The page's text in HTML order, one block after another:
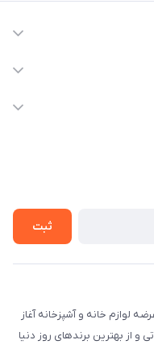
ثبت
زمینه عرضه لوازم خانه و آشپزخانه آغاز
و از بهترین برندهای روز دنیا